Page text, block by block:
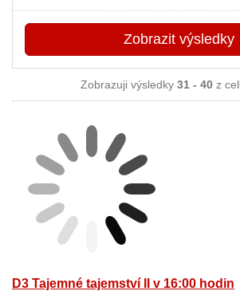
Zobrazit výsledky
Zobrazuji výsledky 31 - 40 z
D3 Tajemné tajemství II v 16:00 hodin